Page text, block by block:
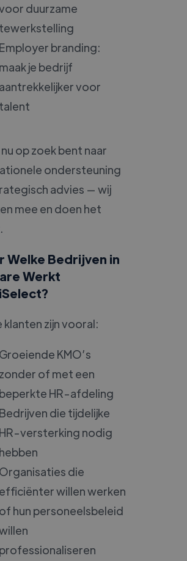
duurzame
tewerkstelling
Employer branding:
maak je bedrijf
aantrekkelijker voor
talent
op zoek bent naar
ondersteuning
advies — wij
mee en doen het
Welke Bedrijven in
Werkt
klanten zijn vooral:
Groeiende KMO’s
zonder of met een
beperkte HR-afdeling
Bedrijven die tijdelijke
HR-versterking nodig
hebben
Organisaties die
efficiënter willen werken
of hun personeelsbeleid
professionaliseren